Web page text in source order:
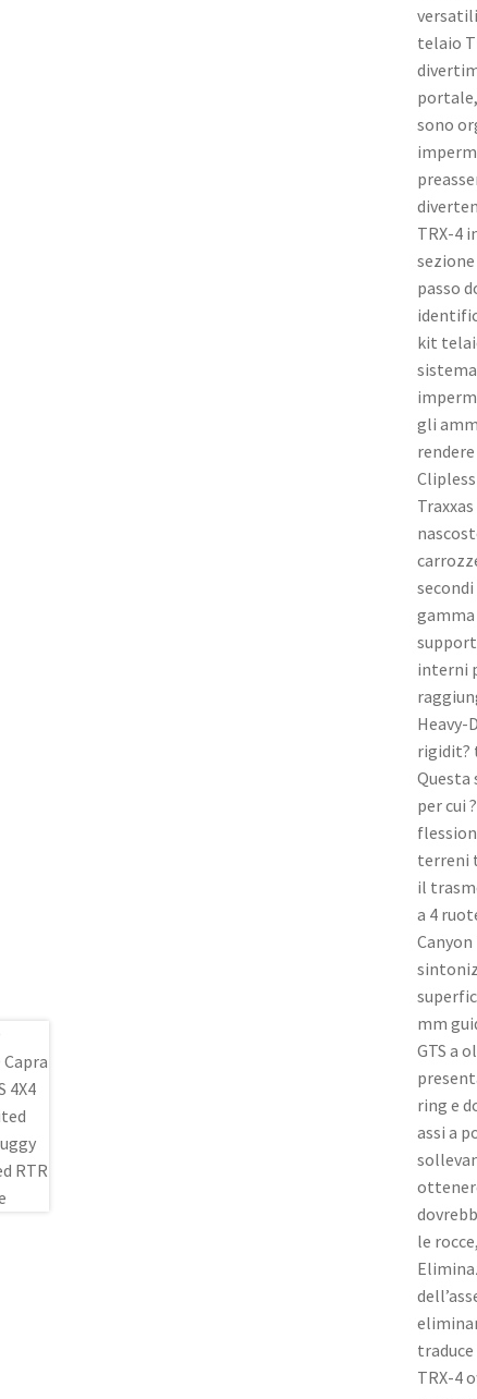
telaio
sono
TRX-4
passo
kit
gli
gamma
interni
Heavy-
rigidit?
per cui
terreni
il
a 4
mm
GTS a
ring e
assi a
le
TRX-4